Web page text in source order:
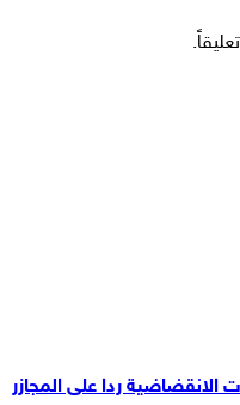
الانقضاضية ردا على المجازر